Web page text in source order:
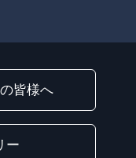
皆様へ
ー